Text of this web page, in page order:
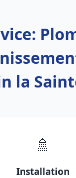
la
🚿
Installation